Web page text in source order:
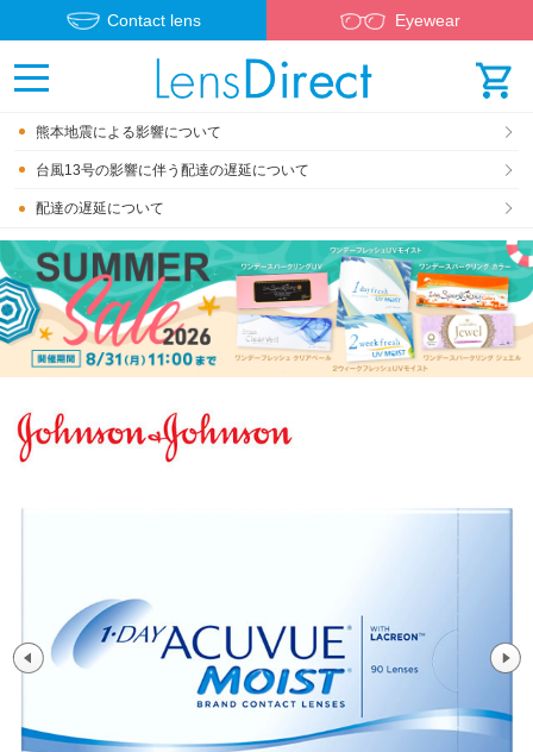
Contact lens Eyewear
熊本地震による影響について
台風13号の影響に伴う配達の遅延について
配達の遅延について